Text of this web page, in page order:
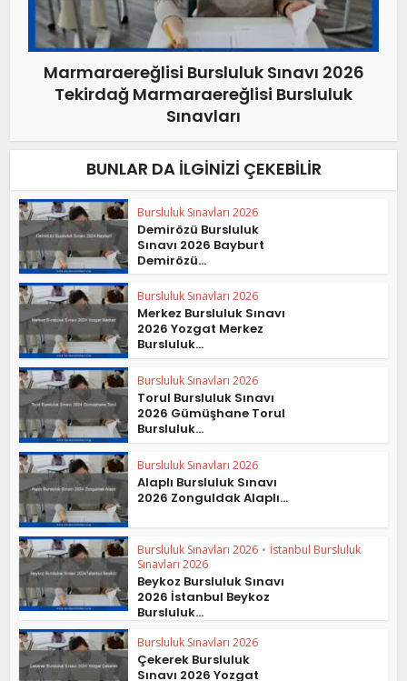
Marmaraereğlisi Bursluluk Sınavı 2026
Tekirdağ Marmaraereğlisi Bursluluk
Sınavları
BUNLAR DA İLGINIZI ÇEKEBILIR
Bursluluk Sınavları 2026
Demirözü Bursluluk
Sınavı 2026 Bayburt
Demirözü...
Bursluluk Sınavları 2026
Merkez Bursluluk Sınavı
2026 Yozgat Merkez
Bursluluk...
Bursluluk Sınavları 2026
Torul Bursluluk Sınavı
2026 Gümüşhane Torul
Bursluluk...
Bursluluk Sınavları 2026
Alaplı Bursluluk Sınavı
2026 Zonguldak Alaplı...
Bursluluk Sınavları 2026 • İstanbul Bursluluk
Sınavları 2026
Beykoz Bursluluk Sınavı
2026 İstanbul Beykoz
Bursluluk...
Bursluluk Sınavları 2026
Çekerek Bursluluk
Sınavı 2026 Yozgat